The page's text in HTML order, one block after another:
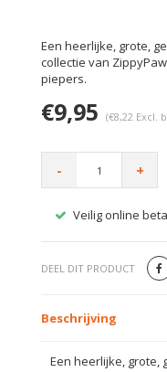
Een heerlijke, grote,
collectie van
piepers.
€9,95 (€8,22 Excl.
- +
Veilig online
DEEL DIT PRODUCT
Beschrijving
Een heerlijke, grote,